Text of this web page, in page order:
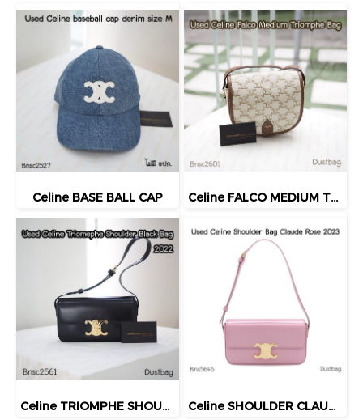
Celine BASE BALL CAP Celine FALCO MEDIUM TRIOMPHE BAG 2021
Celine TRIOMPHE SHOULDER 2022 Celine SHOULDER CLAUDE ROSE 2023